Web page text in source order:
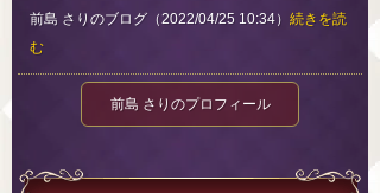
前島 さりのブログ（2022/04/25 10:34） 続きを読
む
前島 さりのプロフィール